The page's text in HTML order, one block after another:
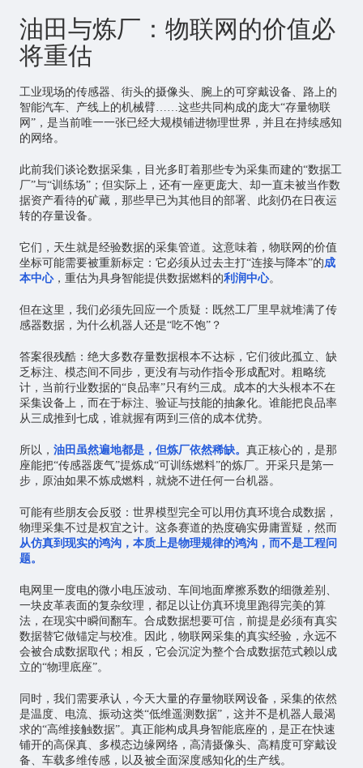
油田与炼厂：物联网的价值必
将重估
工业现场的传感器、街头的摄像头、腕上的可穿戴设备、路上的
智能汽车、产线上的机械臂……这些共同构成的庞大“存量物联
网”，是当前唯一一张已经大规模铺进物理世界，并且在持续感知
的网络。
此前我们谈论数据采集，目光多盯着那些专为采集而建的“数据工
厂”与“训练场”；但实际上，还有一座更庞大、却一直未被当作数
据资产看待的矿藏，那些早已为其他目的部署、此刻仍在日夜运
转的存量设备。
它们，天生就是经验数据的采集管道。这意味着，物联网的价值
坐标可能需要被重新标定：它必须从过去主打“连接与降本”的成
本中心，重估为具身智能提供数据燃料的利润中心。
但在这里，我们必须先回应一个质疑：既然工厂里早就堆满了传
感器数据，为什么机器人还是“吃不饱”？
答案很残酷：绝大多数存量数据根本不达标，它们彼此孤立、缺
乏标注、模态间不同步，更没有与动作指令形成配对。粗略统
计，当前行业数据的“良品率”只有约三成。成本的大头根本不在
采集设备上，而在于标注、验证与技能的抽象化。谁能把良品率
从三成推到七成，谁就握有两到三倍的成本优势。
所以， 油田虽然遍地都是，但炼厂依然稀缺。 真正核心的，是那
座能把“传感器废气”提炼成“可训练燃料”的炼厂。开采只是第一
步，原油如果不炼成燃料，就烧不进任何一台机器。
可能有些朋友会反驳：世界模型完全可以用仿真环境合成数据，
物理采集不过是权宜之计。这条赛道的热度确实毋庸置疑，然而
从仿真到现实的鸿沟，本质上是物理规律的鸿沟，而不是工程问
题。
电网里一度电的微小电压波动、车间地面摩擦系数的细微差别、
一块皮革表面的复杂纹理，都足以让仿真环境里跑得完美的算
法，在现实中瞬间翻车。合成数据想要可信，前提是必须有真实
数据替它做锚定与校准。因此，物联网采集的真实经验，永远不
会被合成数据取代；相反，它会沉淀为整个合成数据范式赖以成
立的“物理底座”。
同时，我们需要承认，今天大量的存量物联网设备，采集的依然
是温度、电流、振动这类“低维遥测数据”，这并不是机器人最渴
求的“高维接触数据”。真正能构成具身智能底座的，是正在快速
铺开的高保真、多模态边缘网络，高清摄像头、高精度可穿戴设
备、车载多维传感，以及被全面深度感知化的生产线。